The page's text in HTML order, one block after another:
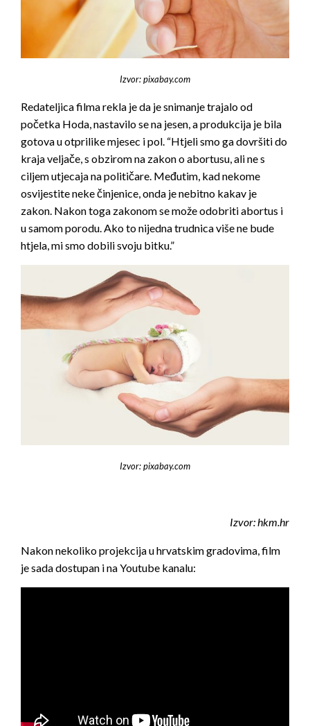
Izvor: pixabay.com
Redateljica filma rekla je da je snimanje trajalo od
početka Hoda, nastavilo se na jesen, a produkcija je bila
gotova u otprilike mjesec i pol. “Htjeli smo ga dovršiti do
kraja veljače, s obzirom na zakon o abortusu, ali ne s
ciljem utjecaja na političare. Međutim, kad nekome
osvijestite neke činjenice, onda je nebitno kakav je
zakon. Nakon toga zakonom se može odobriti abortus i
u samom porodu. Ako to nijedna trudnica više ne bude
htjela, mi smo dobili svoju bitku.”
Izvor: pixabay.com
Izvor: hkm.hr
Nakon nekoliko projekcija u hrvatskim gradovima, film
je sada dostupan i na Youtube kanalu: